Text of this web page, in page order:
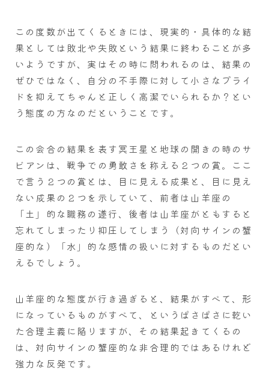
この度数が出てくるときには、現実的・具体的な結
果としては敗北や失敗という結果に終わることが多
いようですが、実はその時に問われるのは、結果の
ぜひではなく、自分の不手際に対して小さなプライ
ドを抑えてちゃんと正しく高潔でいられるか？とい
う態度の方なのだということです。
この会合の結果を表す冥王星と地球の開きの時のサ
ビアンは、戦争での勇敢さを称える２つの賞。ここ
で言う２つの賞とは、目に見える成果と、目に見え
ない成果の２つを示していて、前者は山羊座の
「土」的な職務の遂行、後者は山羊座がともすると
忘れてしまったり抑圧してしまう（対向サインの蟹
座的な）「水」的な感情の扱いに対するものだとい
えるでしょう。
山羊座的な態度が行き過ぎると、結果がすべて、形
になっているものがすべて、というぱさぱさに乾い
た合理主義に陥りますが、その結果起きてくるの
は、対向サインの蟹座的な非合理的ではあるけれど
強力な反発です。